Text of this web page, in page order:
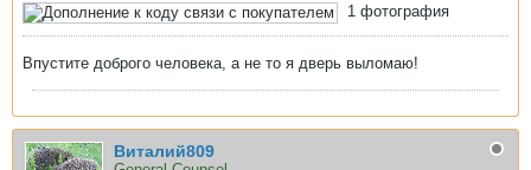
1 фотография
Впустите доброго человека, а не то я дверь выломаю!
Виталий809